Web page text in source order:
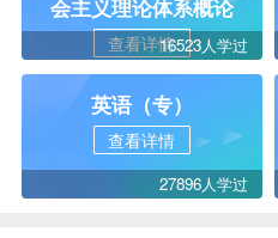
会主义理论体系概论
查看详情16523人学过
英语（专）
查看详情
27896人学过